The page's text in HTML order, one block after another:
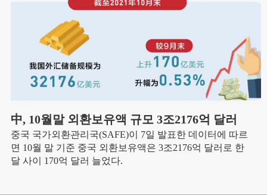
中, 10월말 외환보유액 규모 3조2176억 달러
중국 국가외환관리국(SAFE)이 7일 발표한 데이터에 따르
면 10월 말 기준 중국 외환보유액은 3조2176억 달러로 한
달 사이 170억 달러 늘었다.